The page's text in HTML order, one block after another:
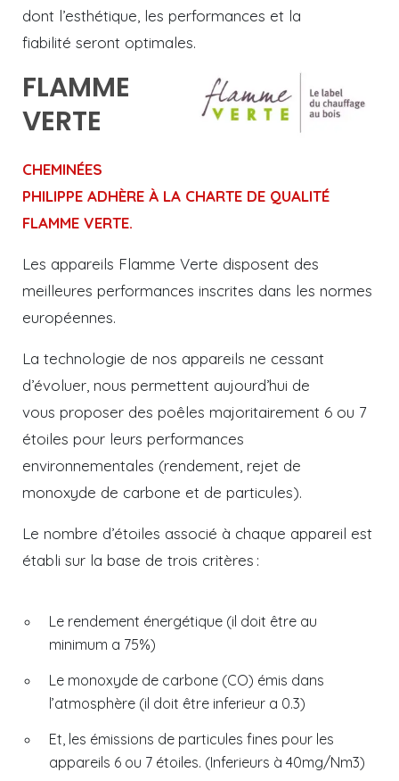
dont l’esthétique, les performances et la
fiabilité seront optimales.
FLAMME
VERTE
CHEMINÉES
PHILIPPE ADHÈRE À LA CHARTE DE QUALITÉ
FLAMME VERTE.
Les appareils Flamme Verte disposent des
meilleures performances inscrites dans les normes
européennes.
La technologie de nos appareils ne cessant
d’évoluer, nous permettent aujourd’hui de
vous proposer des poêles majoritairement 6 ou 7
étoiles pour leurs performances
environnementales (rendement, rejet de
monoxyde de carbone et de particules).
Le nombre d’étoiles associé à chaque appareil est
établi sur la base de trois critères :
Le rendement énergétique (il doit être au
minimum a 75%)
Le monoxyde de carbone (CO) émis dans
l’atmosphère (il doit être inferieur a 0.3)
Et, les émissions de particules fines pour les
appareils 6 ou 7 étoiles. (Inferieurs à 40mg/Nm3)